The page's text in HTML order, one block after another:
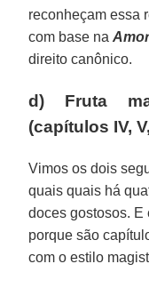
reconheçam essa
com base na
direito canônico.
d) Fruta
(capítulos IV,
Vimos os dois
quais quais há
doces gostosos. E
porque são
com o estilo